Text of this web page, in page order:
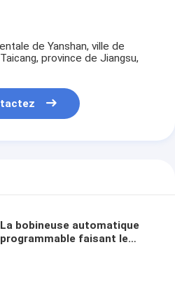
de Yanshan, ville de
province de Jiangsu,
La bobineuse automatique
programmable faisant le